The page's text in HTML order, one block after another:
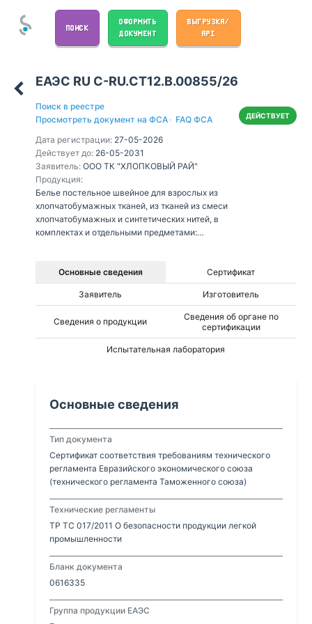
ПОИСК
ОФОРМИТЬ
ДОКУМЕНТ
ВЫГРУЗКА/
API
ЕАЭС RU С-RU.СТ12.В.00855/26
Поиск в реестре
Просмотреть документ на ФСА · FAQ ФСА
Дата регистрации: 27-05-2026
Действует до: 26-05-2031
Заявитель: ООО ТК "ХЛОПКОВЫЙ РАЙ"
Продукция:
Белье постельное швейное для взрослых из
хлопчатобумажных тканей, из тканей из смеси
хлопчатобумажных и синтетических нитей, в
комплектах и отдельными предметами:
«Хлопковый Рай»
ДЕЙСТВУЕТ
Основные сведения Сертификат
Заявитель Изготовитель
Сведения о продукции
Сведения об органе по
сертификации
Испытательная лаборатория
Основные сведения
Тип документа
Сертификат соответствия требованиям технического
регламента Евразийского экономического союза
(технического регламента Таможенного союза)
Технические регламенты
ТР ТС 017/2011 О безопасности продукции легкой
промышленности
Бланк документа
0616335
Группа продукции ЕАЭС